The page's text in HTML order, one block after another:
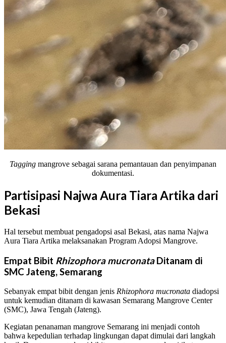
Tagging mangrove sebagai sarana pemantauan dan penyimpanan
dokumentasi.
Partisipasi Najwa Aura Tiara Artika dari
Bekasi
Hal tersebut membuat pengadopsi asal Bekasi, atas nama Najwa
Aura Tiara Artika melaksanakan Program Adopsi Mangrove.
Empat Bibit Rhizophora mucronataDitanam di
SMC Jateng, Semarang
Sebanyak empat bibit dengan jenis Rhizophora mucronata diadopsi
untuk kemudian ditanam di kawasan Semarang Mangrove Center
(SMC), Jawa Tengah (Jateng).
Kegiatan penanaman mangrove Semarang ini menjadi contoh
bahwa kepedulian terhadap lingkungan dapat dimulai dari langkah